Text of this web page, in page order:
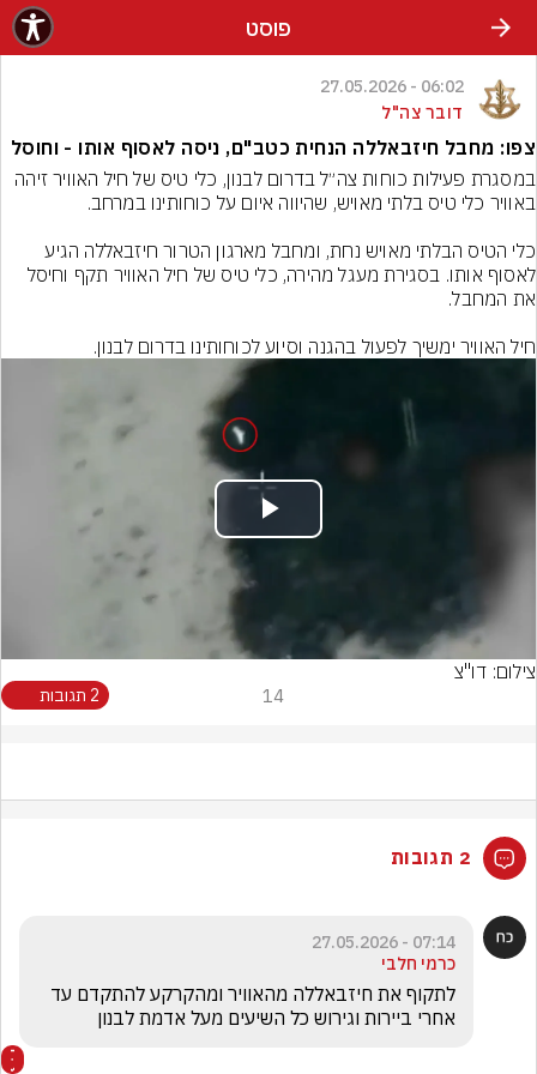
פוסט
06:02 - 27.05.2026
דובר צה"ל
צפו: מחבל חיזבאללה הנחית כטב"ם, ניסה לאסוף אותו - וחוסל
כלי הטיס הבלתי מאויש נחת, ומחבל מארגון הטרור חיזבאללה הגיע
חיל האוויר ימשיך לפעול בהגנה וסיוע לכוחותינו בדרום לבנון.
Play
Video
צילום: דו"צ
14 2 תגובות
2 תגובות
07:14 - 27.05.2026
כרמי חלבי
אחרי ביירות וגירוש כל השיעים מעל אדמת לבנון